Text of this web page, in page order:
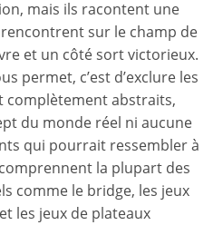
mais ils racontent une
sur le champ de
et un côté sort victorieux.
permet, c’est d’exclure les
complètement abstraits,
du monde réel ni aucune
qui pourrait ressembler à
la plupart des
comme le bridge, les jeux
les jeux de plateaux